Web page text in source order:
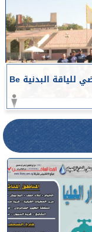
جامعة أسيوط تشهد انطلاق ”اللقاء الرياضي للياقة البدنية Be